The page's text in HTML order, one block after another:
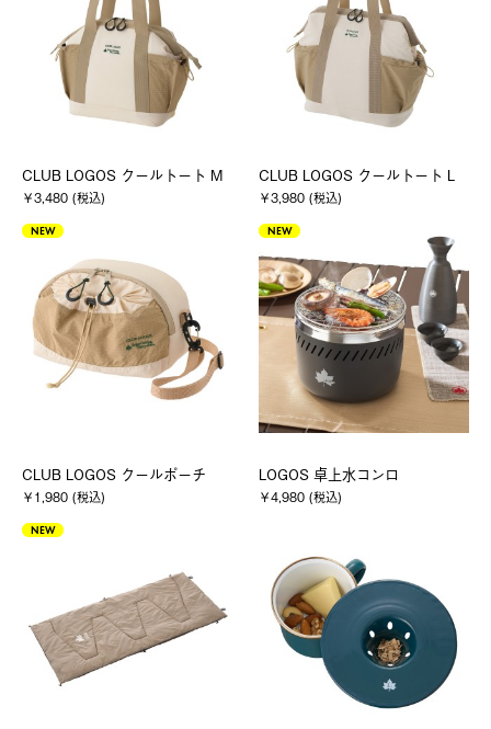
CLUB LOGOS クールトート M
￥3,480 (税込)
CLUB LOGOS クールトート L
￥3,980 (税込)
NEW
CLUB LOGOS クールポーチ
￥1,980 (税込)
NEW
LOGOS 卓上水コンロ
￥4,980 (税込)
NEW